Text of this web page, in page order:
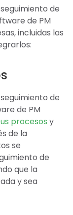
de
de PM
incluidas las
de
de PM
procesos y
de la
se
de
que la
y sea